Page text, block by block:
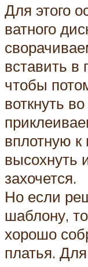
Для этого
ватного
вставить в
чтобы
воткнуть
вплотную к
высохнуть
захочется.
Но если
шаблону,
хорошо
платья. Для